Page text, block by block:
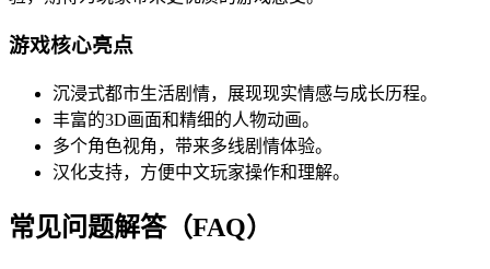
游戏核心亮点
沉浸式都市生活剧情，展现现实情感与成长历程。
丰富的3D画面和精细的人物动画。
多个角色视角，带来多线剧情体验。
汉化支持，方便中文玩家操作和理解。
常见问题解答（FAQ）